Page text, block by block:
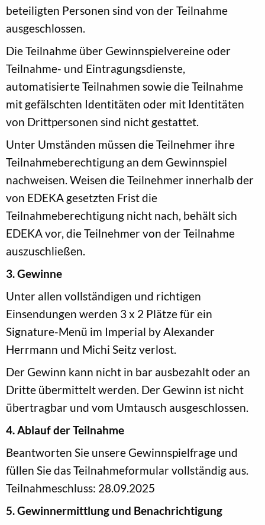
beteiligten Personen sind von der Teilnahme
ausgeschlossen.
Die Teilnahme über Gewinnspielvereine oder
Teilnahme- und Eintragungsdienste,
automatisierte Teilnahmen sowie die Teilnahme
mit gefälschten Identitäten oder mit Identitäten
von Drittpersonen sind nicht gestattet.
Unter Umständen müssen die Teilnehmer ihre
Teilnahmeberechtigung an dem Gewinnspiel
nachweisen. Weisen die Teilnehmer innerhalb der
von EDEKA gesetzten Frist die
Teilnahmeberechtigung nicht nach, behält sich
EDEKA vor, die Teilnehmer von der Teilnahme
auszuschließen.
3. Gewinne
Unter allen vollständigen und richtigen
Einsendungen werden 3 x 2 Plätze für ein
Signature-Menü im Imperial by Alexander
Herrmann und Michi Seitz verlost.
Der Gewinn kann nicht in bar ausbezahlt oder an
Dritte übermittelt werden. Der Gewinn ist nicht
übertragbar und vom Umtausch ausgeschlossen.
4. Ablauf der Teilnahme
Beantworten Sie unsere Gewinnspielfrage und
füllen Sie das Teilnahmeformular vollständig aus.
Teilnahmeschluss: 28.09.2025
5. Gewinnermittlung und Benachrichtigung